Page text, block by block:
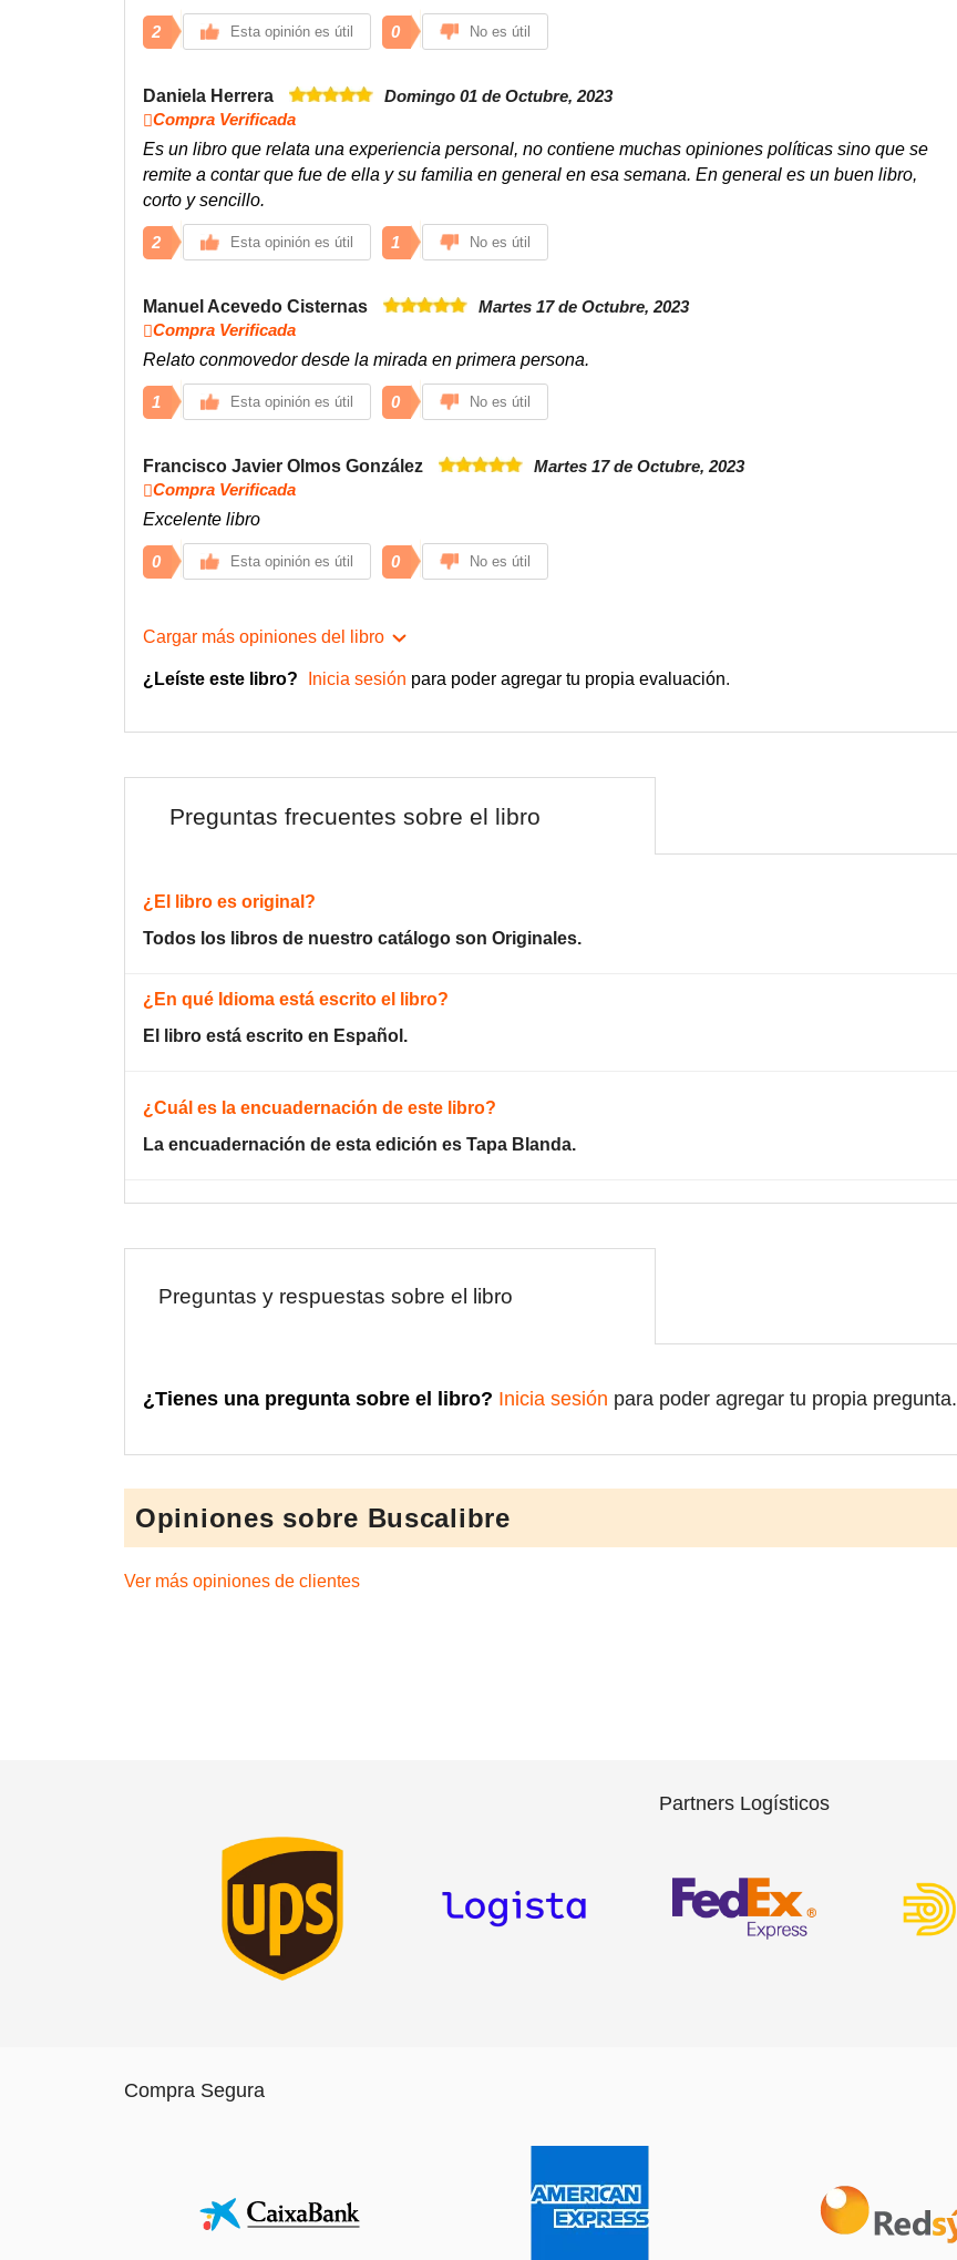
2 Esta opinión es útil 0 No es útil
Daniela Herrera
Domingo 01 de Octubre, 2023
Compra Verificada
Es un libro que relata una experiencia personal, no contiene muchas opiniones políticas sino que se
remite a contar que fue de ella y su familia en general en esa semana. En general es un buen libro,
corto y sencillo.
2 Esta opinión es útil 1 No es útil
Manuel Acevedo Cisternas
Martes 17 de Octubre, 2023
Compra Verificada
Relato conmovedor desde la mirada en primera persona.
1 Esta opinión es útil 0 No es útil
Francisco Javier Olmos González
Martes 17 de Octubre, 2023
Compra Verificada
Excelente libro
0 Esta opinión es útil 0 No es útil
Cargar más opiniones del libro
¿Leíste este libro? Inicia sesión para poder agregar tu propia evaluación.
Preguntas frecuentes sobre el libro
¿El libro es original?
Todos los libros de nuestro catálogo son Originales.
¿En qué Idioma está escrito el libro?
El libro está escrito en Español.
¿Cuál es la encuadernación de este libro?
La encuadernación de esta edición es Tapa Blanda.
Preguntas y respuestas sobre el libro
¿Tienes una pregunta sobre el libro? Inicia sesión para poder agregar tu propia pregunta.
Opiniones sobre Buscalibre
Ver más opiniones de clientes
Partners Logísticos
Compra Segura